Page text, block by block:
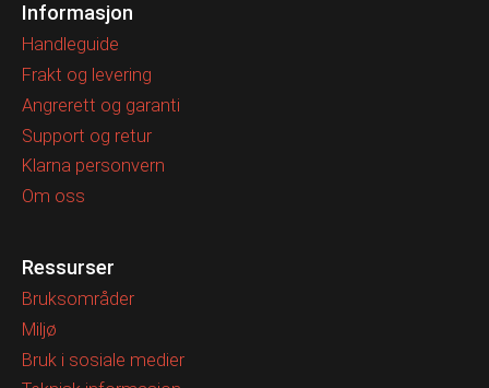
Informasjon
Handleguide
Frakt og levering
Angrerett og garanti
Support og retur
Klarna personvern
Om oss
Ressurser
Bruksområder
Miljø
Bruk i sosiale medier